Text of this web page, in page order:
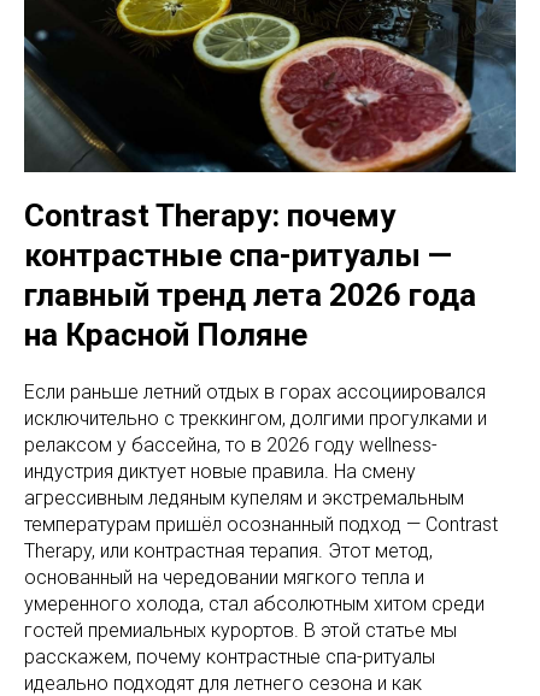
Contrast Therapy: почему
контрастные спа-ритуалы —
главный тренд лета 2026 года
на Красной Поляне
Если раньше летний отдых в горах ассоциировался
исключительно с треккингом, долгими прогулками и
релаксом у бассейна, то в 2026 году wellness-
индустрия диктует новые правила. На смену
агрессивным ледяным купелям и экстремальным
температурам пришёл осознанный подход — Contrast
Therapy, или контрастная терапия. Этот метод,
основанный на чередовании мягкого тепла и
умеренного холода, стал абсолютным хитом среди
гостей премиальных курортов. В этой статье мы
расскажем, почему контрастные спа-ритуалы
идеально подходят для летнего сезона и как